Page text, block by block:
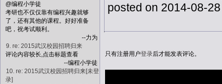
@编程小学徒
考研也不仅仅靠有编程兴趣就够
了，还有其他的课程。好好准备
吧，祝考试顺利。
--力为
9. re: 2015武汉校园招聘归来
评论内容较长,点击标题查看
--编程小学徒
10. re: 2015武汉校园招聘归来[未登
录]
posted on 2014-08-
只有注册用户登录后才能发表评论。